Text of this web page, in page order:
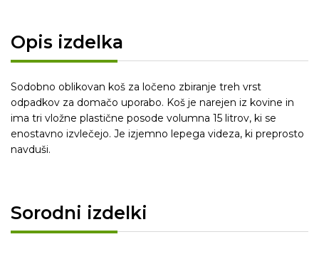
Opis izdelka
Sodobno oblikovan koš za ločeno zbiranje treh vrst
odpadkov za domačo uporabo. Koš je narejen iz kovine in
ima tri vložne plastične posode volumna 15 litrov, ki se
enostavno izvlečejo. Je izjemno lepega videza, ki preprosto
navduši.
Sorodni izdelki